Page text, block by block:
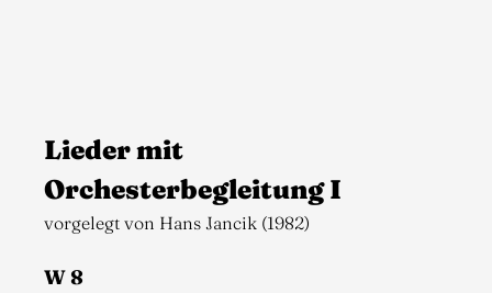
Lieder mit
Orchesterbegleitung I
vorgelegt von Hans Jancik (1982)
W 8